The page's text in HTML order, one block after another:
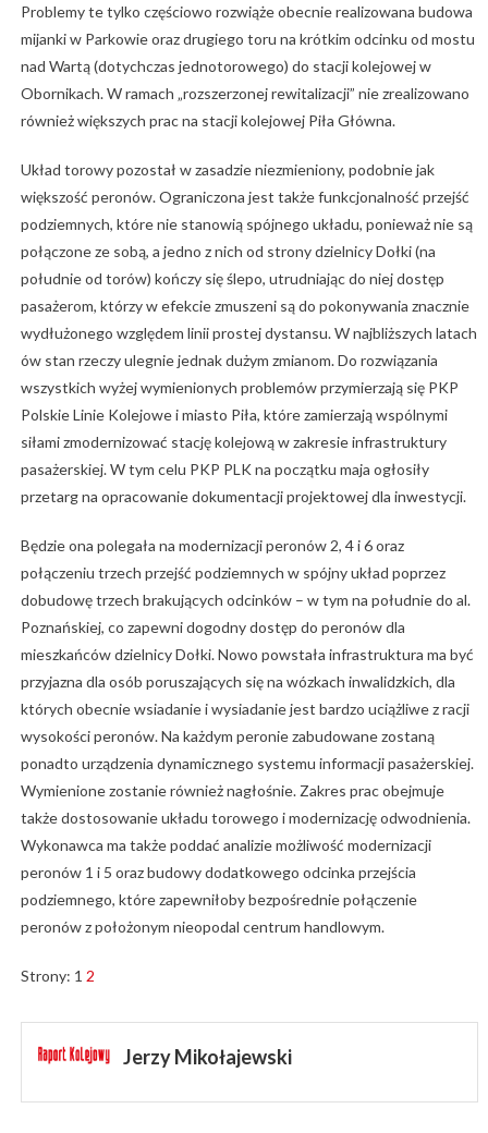
Problemy te tylko częściowo rozwiąże obecnie realizowana budowa
mijanki w Parkowie oraz drugiego toru na krótkim odcinku od mostu
nad Wartą (dotychczas jednotorowego) do stacji kolejowej w
Obornikach. W ramach „rozszerzonej rewitalizacji” nie zrealizowano
również większych prac na stacji kolejowej Piła Główna.
Układ torowy pozostał w zasadzie niezmieniony, podobnie jak
większość peronów. Ograniczona jest także funkcjonalność przejść
podziemnych, które nie stanowią spójnego układu, ponieważ nie są
połączone ze sobą, a jedno z nich od strony dzielnicy Dołki (na
południe od torów) kończy się ślepo, utrudniając do niej dostęp
pasażerom, którzy w efekcie zmuszeni są do pokonywania znacznie
wydłużonego względem linii prostej dystansu. W najbliższych latach
ów stan rzeczy ulegnie jednak dużym zmianom. Do rozwiązania
wszystkich wyżej wymienionych problemów przymierzają się PKP
Polskie Linie Kolejowe i miasto Piła, które zamierzają wspólnymi
siłami zmodernizować stację kolejową w zakresie infrastruktury
pasażerskiej. W tym celu PKP PLK na początku maja ogłosiły
przetarg na opracowanie dokumentacji projektowej dla inwestycji.
Będzie ona polegała na modernizacji peronów 2, 4 i 6 oraz
połączeniu trzech przejść podziemnych w spójny układ poprzez
dobudowę trzech brakujących odcinków – w tym na południe do al.
Poznańskiej, co zapewni dogodny dostęp do peronów dla
mieszkańców dzielnicy Dołki. Nowo powstała infrastruktura ma być
przyjazna dla osób poruszających się na wózkach inwalidzkich, dla
których obecnie wsiadanie i wysiadanie jest bardzo uciążliwe z racji
wysokości peronów. Na każdym peronie zabudowane zostaną
ponadto urządzenia dynamicznego systemu informacji pasażerskiej.
Wymienione zostanie również nagłośnie. Zakres prac obejmuje
także dostosowanie układu torowego i modernizację odwodnienia.
Wykonawca ma także poddać analizie możliwość modernizacji
peronów 1 i 5 oraz budowy dodatkowego odcinka przejścia
podziemnego, które zapewniłoby bezpośrednie połączenie
peronów z położonym nieopodal centrum handlowym.
Strony: 1 2
Jerzy Mikołajewski